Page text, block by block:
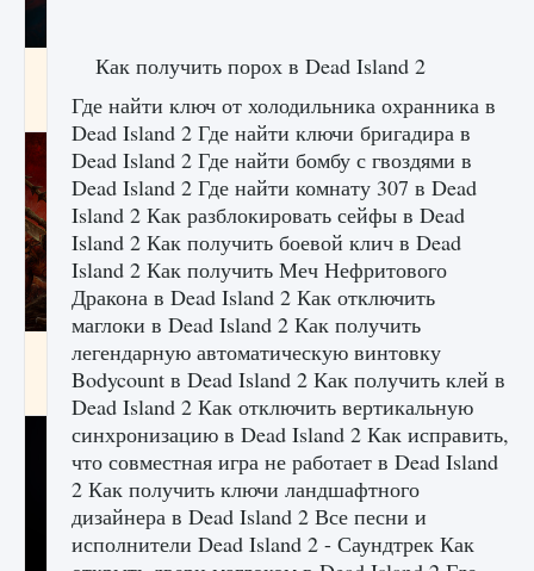
Как создавать предметы в Creatures of Ava
9 августа 2024 1 266 0 0
Как найти Гробницу Изгоев в Diablo 4
9 августа 2024 1 337 0 0
Как получить порох в Dead Island 2
Где найти ключ от холодильника охранника в
Dead Island 2 Где найти ключи бригадира в
Dead Island 2 Где найти бомбу с гвоздями в
Dead Island 2 Где найти комнату 307 в Dead
Island 2 Как разблокировать сейфы в Dead
Island 2 Как получить боевой клич в Dead
Island 2 Как получить Меч Нефритового
Дракона в Dead Island 2 Как отключить
маглоки в Dead Island 2 Как получить
легендарную автоматическую винтовку
Bodycount в Dead Island 2 Как получить клей в
Dead Island 2 Как отключить вертикальную
синхронизацию в Dead Island 2 Как исправить,
что совместная игра не работает в Dead Island
2 Как получить ключи ландшафтного
дизайнера в Dead Island 2 Все песни и
исполнители Dead Island 2 - Саундтрек Как